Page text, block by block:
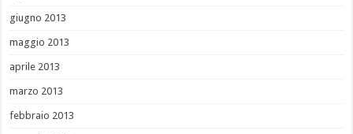
giugno 2013
maggio 2013
aprile 2013
marzo 2013
febbraio 2013